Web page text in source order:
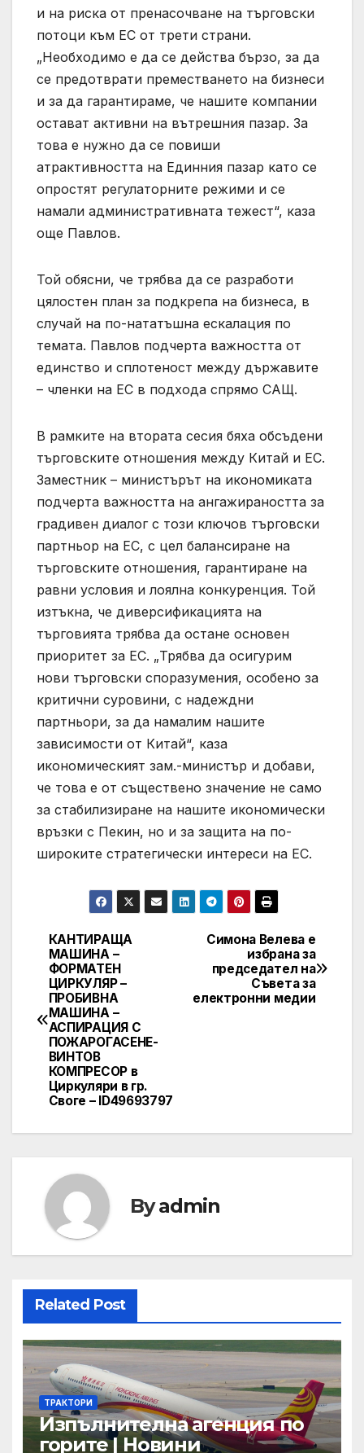
и на риска от пренасочване на търговски
потоци към ЕС от трети страни.
„Необходимо е да се действа бързо, за да
се предотврати преместването на бизнеси
и за да гарантираме, че нашите компании
остават активни на вътрешния пазар. За
това е нужно да се повиши
атрактивността на Единния пазар като се
опростят регулаторните режими и се
намали административната тежест“, каза
още Павлов.
Той обясни, че трябва да се разработи
цялостен план за подкрепа на бизнеса, в
случай на по-нататъшна ескалация по
темата. Павлов подчерта важността от
единство и сплотеност между държавите
– членки на ЕС в подхода спрямо САЩ.
В рамките на втората сесия бяха обсъдени
търговските отношения между Китай и ЕС.
Заместник – министърът на икономиката
подчерта важността на ангажираността за
градивен диалог с този ключов търговски
партньор на ЕС, с цел балансиране на
търговските отношения, гарантиране на
равни условия и лоялна конкуренция. Той
изтъкна, че диверсификацията на
търговията трябва да остане основен
приоритет за ЕС. „Трябва да осигурим
нови търговски споразумения, особено за
критични суровини, с надеждни
партньори, за да намалим нашите
зависимости от Китай“, каза
икономическият зам.-министър и добави,
че това е от съществено значение не само
за стабилизиране на нашите икономически
връзки с Пекин, но и за защита на по-
широките стратегически интереси на ЕС.
Post
navigation
Симона Велева е
избрана за
председател на
Съвета за
електронни медии
КАНТИРАЩА
МАШИНА –
ФОРМАТЕН
ЦИРКУЛЯР –
ПРОБИВНА
МАШИНА –
АСПИРАЦИЯ С
ПОЖАРОГАСЕНЕ-
ВИНТОВ
КОМПРЕСОР в
Циркуляри в гр.
Своге – ID49693797
Byadmin
Related Post
ТРАКТОРИ
Изпълнителна агенция по
горите | Новини